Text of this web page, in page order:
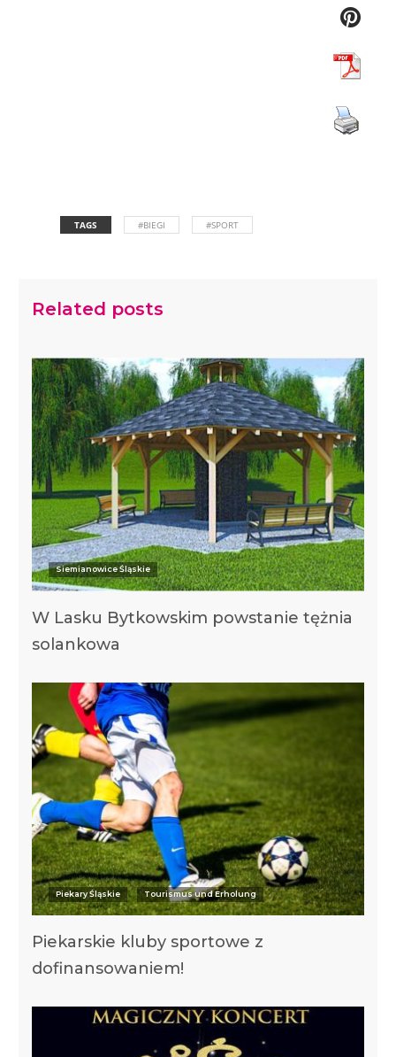
TAGS #BIEGI #SPORT
Related posts
Siemianowice Śląskie
W Lasku Bytkowskim powstanie tężnia
solankowa
Piekary Śląskie Tourismus und Erholung
Piekarskie kluby sportowe z
dofinansowaniem!